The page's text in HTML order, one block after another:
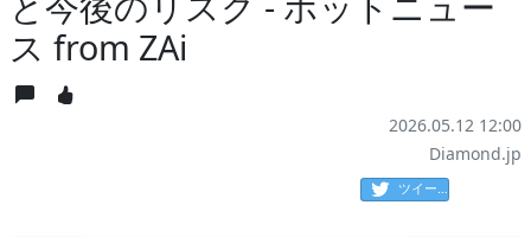
ス from ZAi
2026.05.12 12:00
Diamond.jp
ツイート